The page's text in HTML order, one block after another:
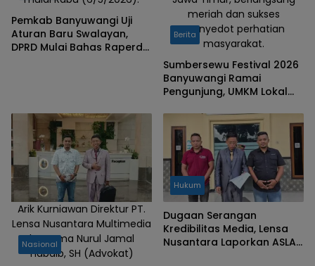
Pemkab Banyuwangi Uji
Aturan Baru Swalayan,
DPRD Mulai Bahas Raperda
meriah dan sukses
menyedot perhatian
masyarakat.
Berita
Sumbersewu Festival 2026
Banyuwangi Ramai
Pengunjung, UMKM Lokal
Arik Kurniawan Direktur PT.
Lensa Nusantara Multimedia
bersama Nurul Jamal
Habaib, SH (Advokat)
Nasional
Hukum
Dugaan Serangan
Kredibilitas Media, Lensa
Nusantara Laporkan ASLAP